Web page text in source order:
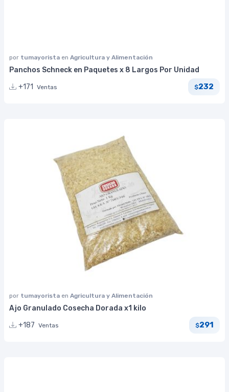
por tumayorista en Agricultura y Alimentación
Panchos Schneck en Paquetes x 8 Largos Por Unidad
+171
Ventas $232
por tumayorista en Agricultura y Alimentación
Ajo Granulado Cosecha Dorada x1 kilo
+187 Ventas $291